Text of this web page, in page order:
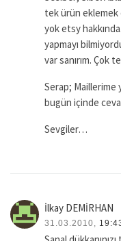
tek ürün eklemek
yok etsy
yapmayı
var sanırım. Çok
Serap; Maillerime
bugün içinde
Sevgiler…
İlkay DEMİRHAN
31.03.2010,